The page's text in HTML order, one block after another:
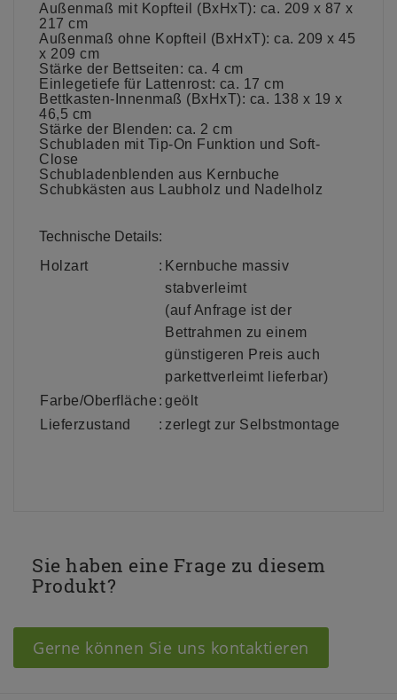
Außenmaß mit Kopfteil (BxHxT): ca. 209 x 87 x
217 cm
Außenmaß ohne Kopfteil (BxHxT): ca. 209 x 45
x 209 cm
Stärke der Bettseiten: ca. 4 cm
Einlegetiefe für Lattenrost: ca. 17 cm
Bettkasten-Innenmaß (BxHxT): ca. 138 x 19 x
46,5 cm
Stärke der Blenden: ca. 2 cm
Schubladen mit Tip-On Funktion und Soft-
Close
Schubladenblenden aus Kernbuche
Schubkästen aus Laubholz und Nadelholz
Technische Details:
Holzart
: Kernbuche massiv
stabverleimt
(auf Anfrage ist der
Bettrahmen zu einem
günstigeren Preis auch
parkettverleimt lieferbar)
Farbe/Oberfläche : geölt
Lieferzustand
: zerlegt zur Selbstmontage
Sie haben eine Frage zu diesem
Produkt?
Gerne können Sie uns kontaktieren